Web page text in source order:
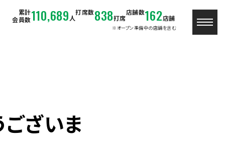
累計
会員数110,689 人
打席数838打席
店舗数162店舗
※オープン準備中の店舗を含む
ございま